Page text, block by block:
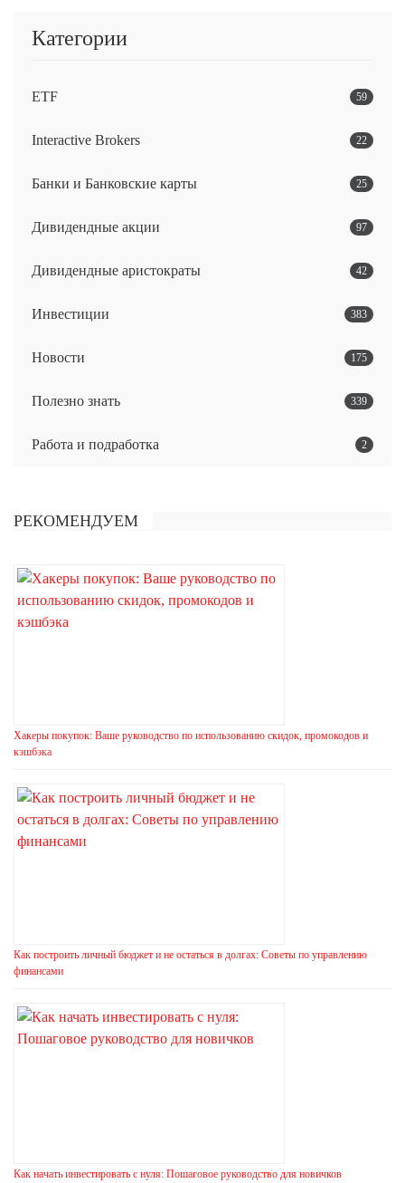
Категории
ETF 59
Interactive Brokers 22
Банки и Банковские карты 25
Дивидендные акции 97
Дивидендные аристократы 42
Инвестиции 383
Новости 175
Полезно знать 339
Работа и подработка 2
РЕКОМЕНДУЕМ
Хакеры покупок: Ваше руководство по использованию скидок, промокодов и
кэшбэка
Как построить личный бюджет и не остаться в долгах: Советы по управлению
финансами
Как начать инвестировать с нуля: Пошаговое руководство для новичков